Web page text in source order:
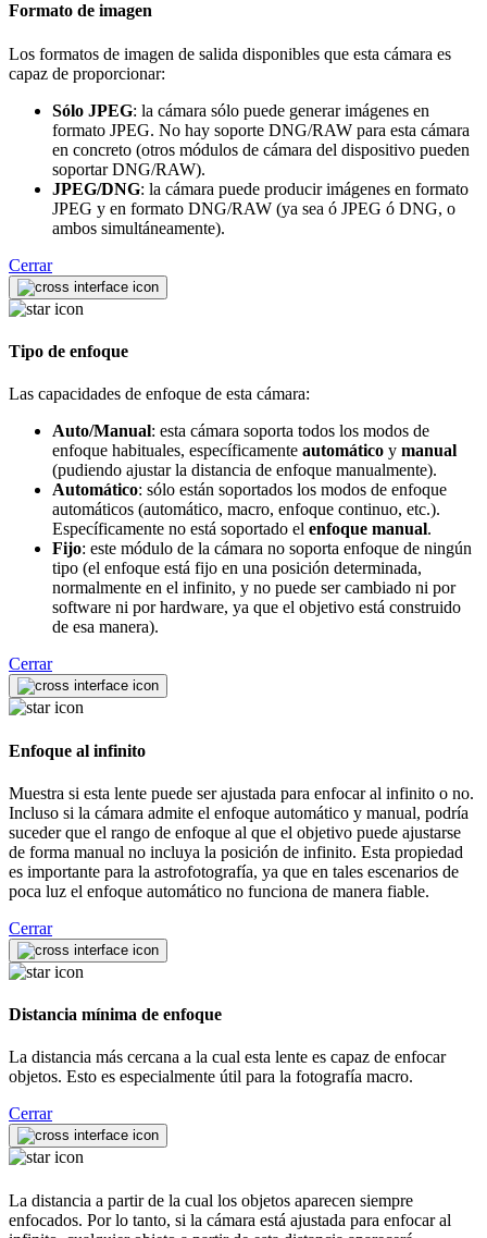
Formato de imagen
Los formatos de imagen de salida disponibles que esta cámara es
capaz de proporcionar:
Sólo JPEG: la cámara sólo puede generar imágenes en
formato JPEG. No hay soporte DNG/RAW para esta cámara
en concreto (otros módulos de cámara del dispositivo pueden
soportar DNG/RAW).
JPEG/DNG: la cámara puede producir imágenes en formato
JPEG y en formato DNG/RAW (ya sea ó JPEG ó DNG, o
ambos simultáneamente).
Cerrar
Tipo de enfoque
Las capacidades de enfoque de esta cámara:
Auto/Manual: esta cámara soporta todos los modos de
enfoque habituales, específicamente automático y manual
(pudiendo ajustar la distancia de enfoque manualmente).
Automático: sólo están soportados los modos de enfoque
automáticos (automático, macro, enfoque continuo, etc.).
Específicamente no está soportado el enfoque manual.
Fijo: este módulo de la cámara no soporta enfoque de ningún
tipo (el enfoque está fijo en una posición determinada,
normalmente en el infinito, y no puede ser cambiado ni por
software ni por hardware, ya que el objetivo está construido
de esa manera).
Cerrar
Enfoque al infinito
Muestra si esta lente puede ser ajustada para enfocar al infinito o no.
Incluso si la cámara admite el enfoque automático y manual, podría
suceder que el rango de enfoque al que el objetivo puede ajustarse
de forma manual no incluya la posición de infinito. Esta propiedad
es importante para la astrofotografía, ya que en tales escenarios de
poca luz el enfoque automático no funciona de manera fiable.
Cerrar
Distancia mínima de enfoque
La distancia más cercana a la cual esta lente es capaz de enfocar
objetos. Esto es especialmente útil para la fotografía macro.
Cerrar
La distancia a partir de la cual los objetos aparecen siempre
enfocados. Por lo tanto, si la cámara está ajustada para enfocar al